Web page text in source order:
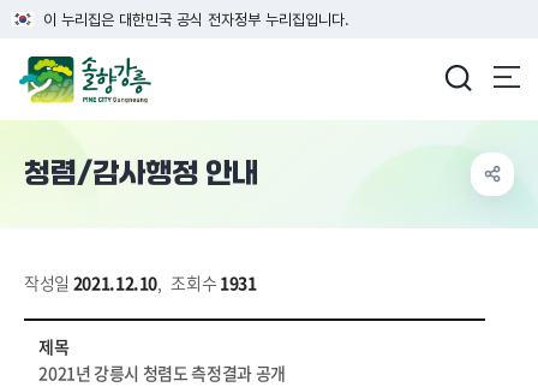
이 누리집은 대한민국 공식 전자정부 누리집입니다.
청렴/감사행정 안내
작성일 2021.12.10, 조회수 1931
제목
2021년 강릉시 청렴도 측정결과 공개